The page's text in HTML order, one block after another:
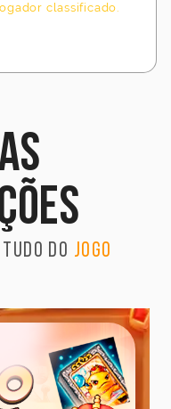
classificado.
do jogo